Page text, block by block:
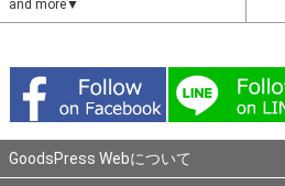
and more▼
GoodsPress Webについて